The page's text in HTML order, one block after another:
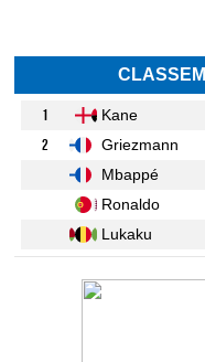
1 Kane
2
Griezmann
Mbappé
Ronaldo
Lukaku